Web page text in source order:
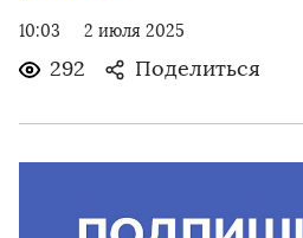
10:03 2 июля 2025
292 Поделиться